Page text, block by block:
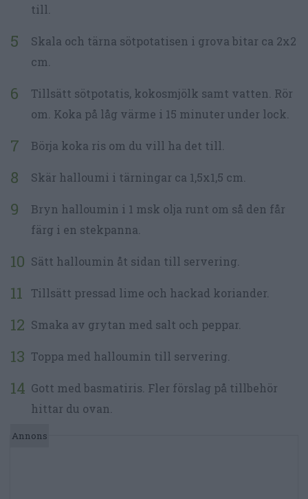
till.
Skala och tärna sötpotatisen i grova bitar ca 2x2
cm.
Tillsätt sötpotatis, kokosmjölk samt vatten. Rör
om. Koka på låg värme i 15 minuter under lock.
Börja koka ris om du vill ha det till.
Skär halloumi i tärningar ca 1,5x1,5 cm.
Bryn halloumin i 1 msk olja runt om så den får
färg i en stekpanna.
Sätt halloumin åt sidan till servering.
Tillsätt pressad lime och hackad koriander.
Smaka av grytan med salt och peppar.
Toppa med halloumin till servering.
Gott med basmatiris. Fler förslag på tillbehör
hittar du ovan.